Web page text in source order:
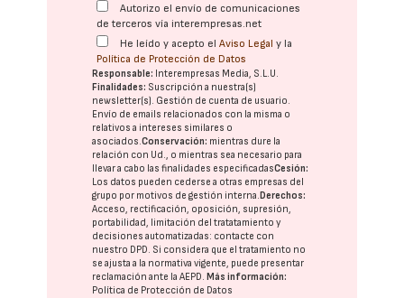
Autorizo el envío de comunicaciones
de terceros vía interempresas.net
He leído y acepto elAviso Legal y la
Política de Protección de Datos
Responsable: Interempresas Media, S.L.U.
Finalidades: Suscripción a nuestra(s)
newsletter(s). Gestión de cuenta de usuario.
Envío de emails relacionados con la misma o
relativos a intereses similares o
asociados.Conservación: mientras dure la
relación con Ud., o mientras sea necesario para
llevar a cabo las finalidades especificadasCesión:
Los datos pueden cederse a otras empresas del
grupo por motivos de gestión interna. Derechos:
Acceso, rectificación, oposición, supresión,
portabilidad, limitación del tratatamiento y
decisiones automatizadas: contacte con
nuestro DPD. Si considera que el tratamiento no
se ajusta a la normativa vigente, puede presentar
reclamación ante laAEPD. Más información:
Política de Protección de Datos